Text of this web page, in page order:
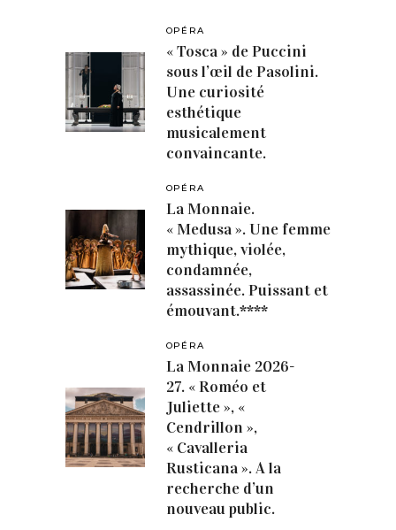
OPÉRA
« Tosca » de Puccini
sous l’œil de Pasolini.
Une curiosité
esthétique
musicalement
convaincante.
OPÉRA
La Monnaie.
« Medusa ». Une femme
mythique, violée,
condamnée,
assassinée. Puissant et
émouvant.****
OPÉRA
La Monnaie 2026-
27. « Roméo et
Juliette », «
Cendrillon »,
« Cavalleria
Rusticana ». A la
recherche d’un
nouveau public.